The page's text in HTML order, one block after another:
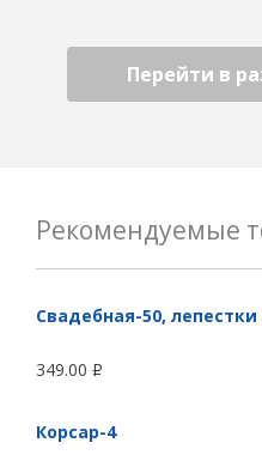
Перейти в
Рекомендуемые
Свадебная-50, лепестки
349.00 Р
Корсар-4